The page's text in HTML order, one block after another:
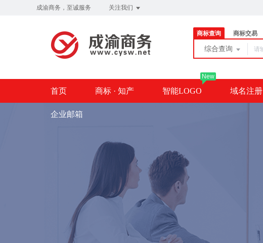
成渝商务，至诚服务 关注我们
商标查询 商标交易
综合查询
首页 商标 · 知产 智能LOGO
New
域名注册
企业邮箱